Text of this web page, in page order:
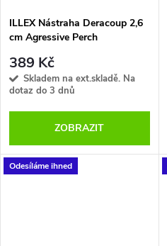
ILLEX Nástraha Deracoup 2,6
cm Agressive Perch
389 Kč
Skladem na ext.skladě. Na
dotaz do 3 dnů
ZOBRAZIT
Odesíláme ihned